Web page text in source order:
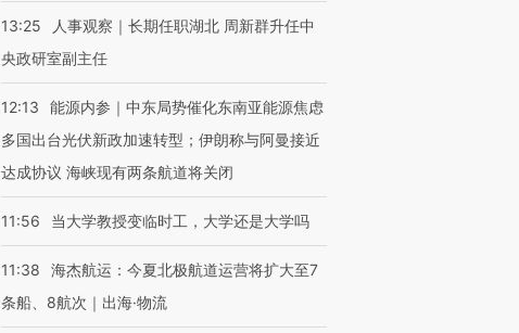
13:25
人事观察｜长期任职湖北 周新群升任中
央政研室副主任
12:13
能源内参｜中东局势催化东南亚能源焦虑
多国出台光伏新政加速转型；伊朗称与阿曼接近
达成协议 海峡现有两条航道将关闭
11:56 当大学教授变临时工，大学还是大学吗
11:38
海杰航运：今夏北极航道运营将扩大至7
条船、8航次｜出海·物流